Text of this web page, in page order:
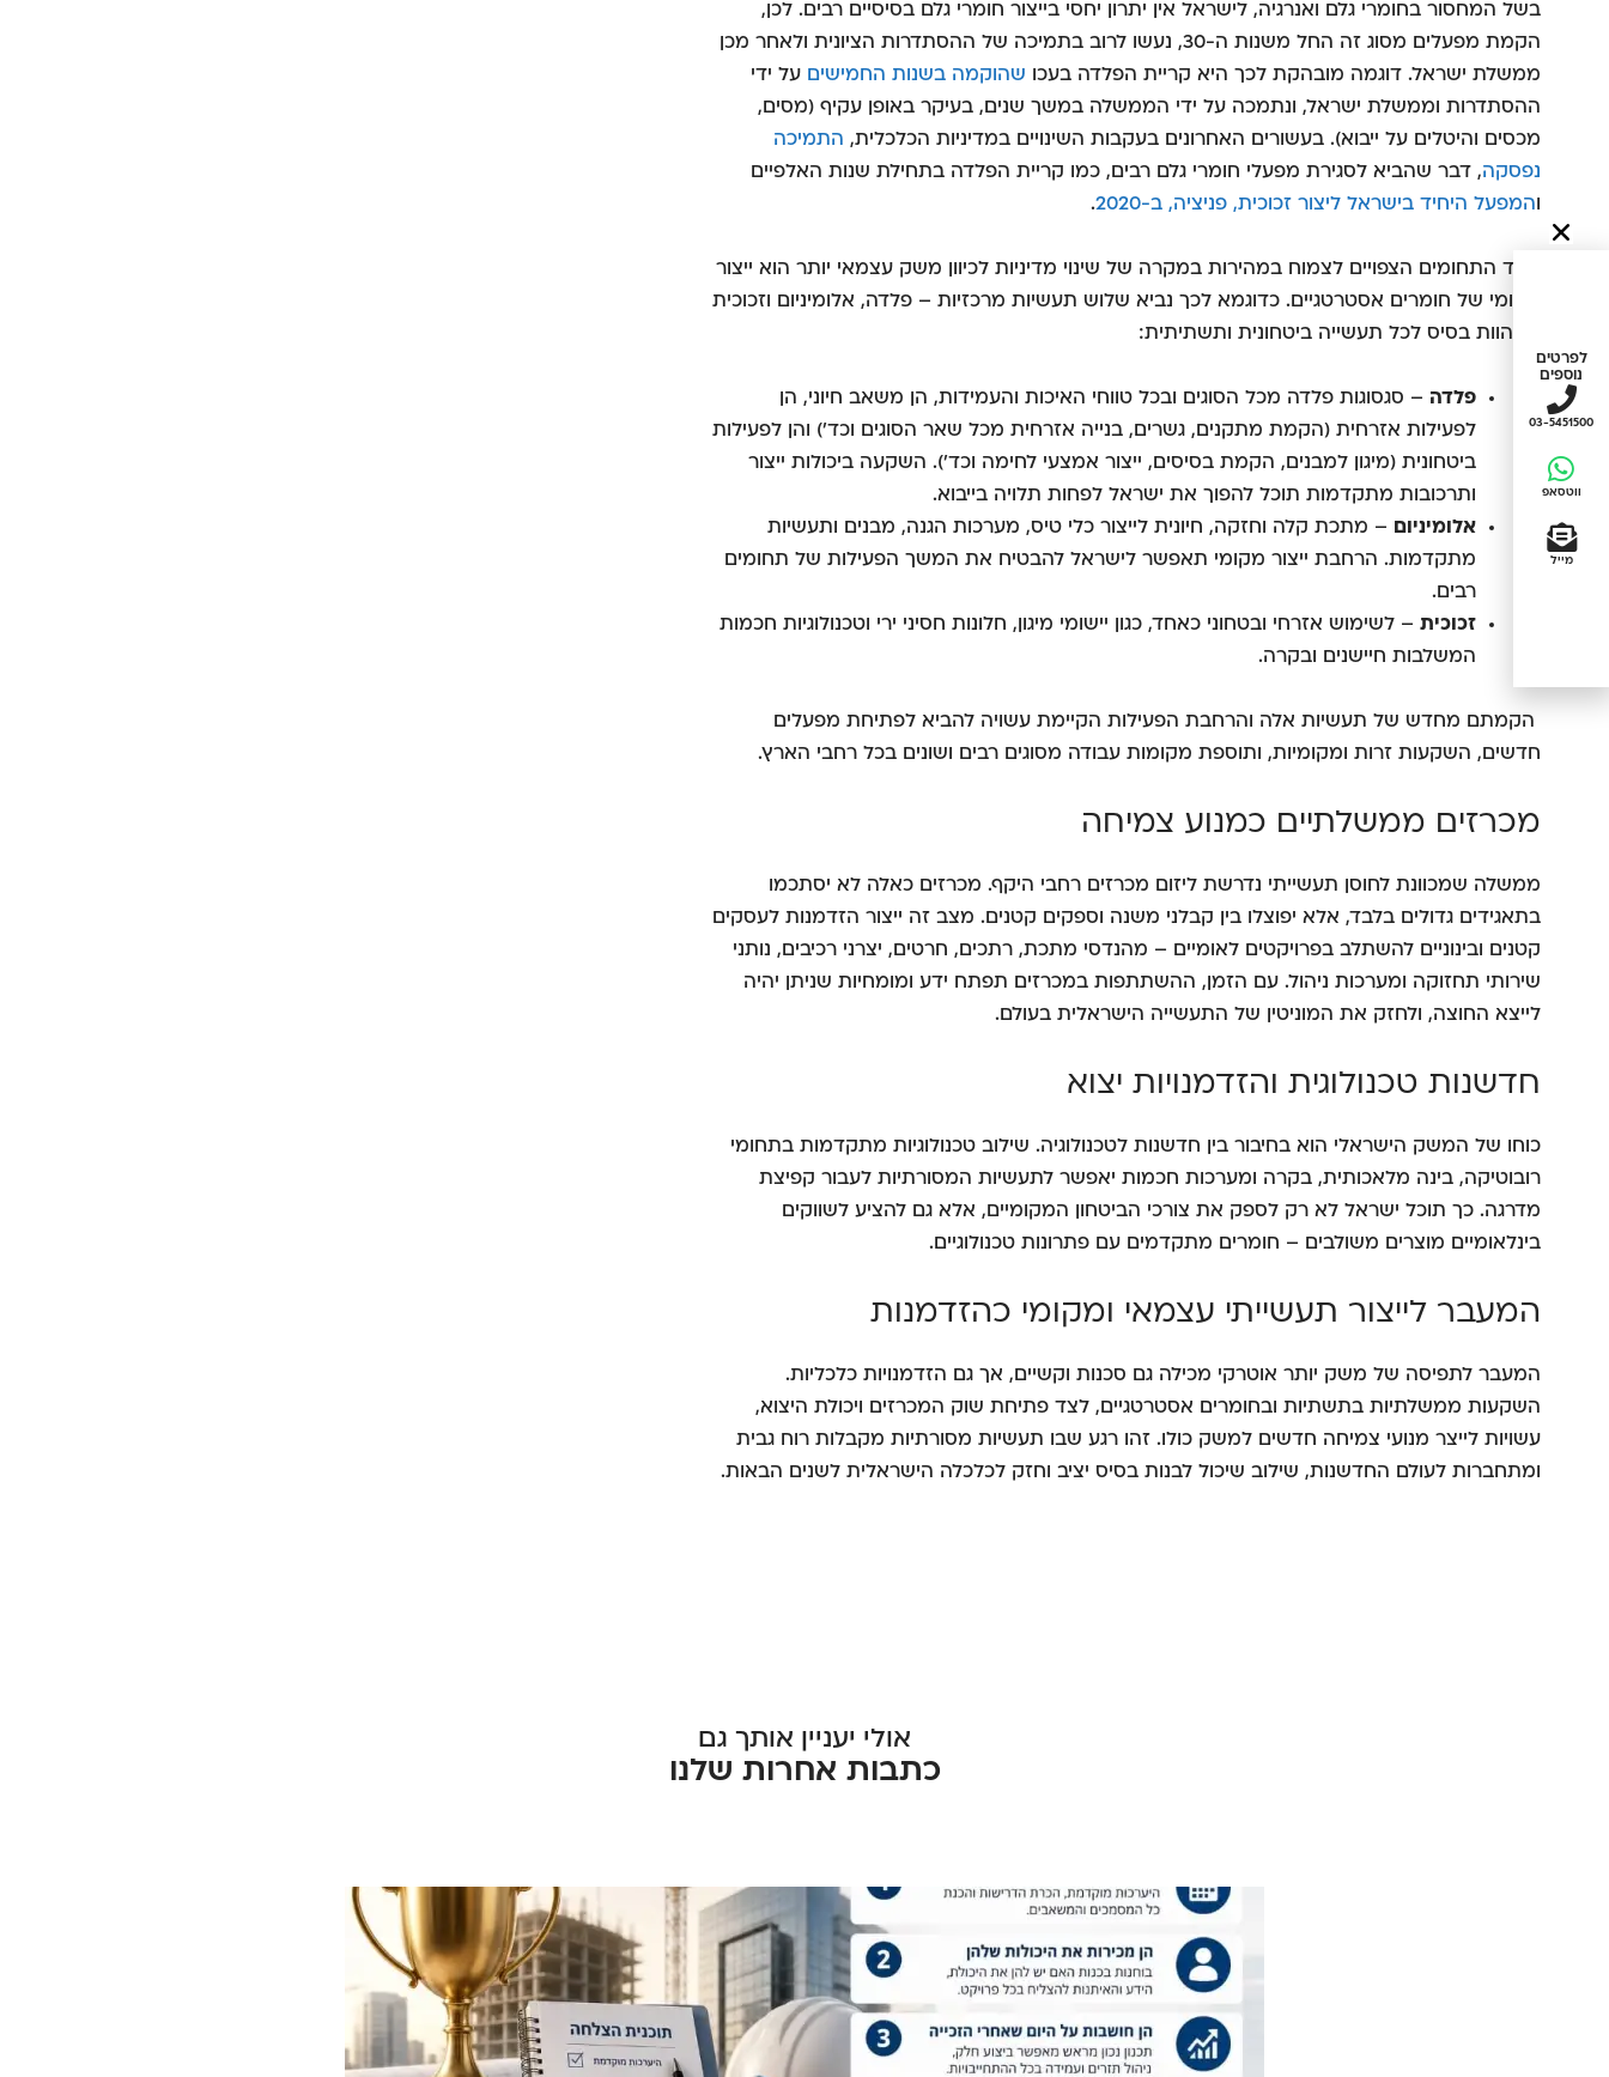
בשל המחסור בחומרי גלם ואנרגיה, לישראל אין יתרון יחסי בייצור חומרי גלם בסיסיים רבים. לכן,
הקמת מפעלים מסוג זה החל משנות ה-30, נעשו לרוב בתמיכה של ההסתדרות הציונית ולאחר מכן
ממשלת ישראל. דוגמה מובהקת לכך היא קריית הפלדה בעכו שהוקמה בשנות החמישים על ידי
ההסתדרות וממשלת ישראל, ונתמכה על ידי הממשלה במשך שנים, בעיקר באופן עקיף (מסים,
מכסים והיטלים על ייבוא). בעשורים האחרונים בעקבות השינויים במדיניות הכלכלית, התמיכה
נפסקה, דבר שהביא לסגירת מפעלי חומרי גלם רבים, כמו קריית הפלדה בתחילת שנות האלפיים
המפעל היחיד בישראל ליצור זכוכית, פניציה, ב-2020 .
אחד התחומים הצפויים לצמוח במהירות במקרה של שינוי מדיניות לכיוון משק עצמאי יותר הוא ייצור
מקומי של חומרים אסטרטגיים. כדוגמא לכך נביא שלוש תעשיות מרכזיות – פלדה, אלומיניום וזכוכית
המהוות בסיס לכל תעשייה ביטחונית ותשתיתית:
פלדה – סגסוגות פלדה מכל הסוגים ובכל טווחי האיכות והעמידות, הן משאב חיוני, הן
לפעילות אזרחית (הקמת מתקנים, גשרים, בנייה אזרחית מכל שאר הסוגים וכד') והן לפעילות
ביטחונית (מיגון למבנים, הקמת בסיסים, ייצור אמצעי לחימה וכד'). השקעה ביכולות ייצור
ותרכובות מתקדמות תוכל להפוך את ישראל לפחות תלויה בייבוא.
אלומיניום – מתכת קלה וחזקה, חיונית לייצור כלי טיס, מערכות הגנה, מבנים ותעשיות
מתקדמות. הרחבת ייצור מקומי תאפשר לישראל להבטיח את המשך הפעילות של תחומים
רבים.
זכוכית – לשימוש אזרחי ובטחוני כאחד, כגון יישומי מיגון, חלונות חסיני ירי וטכנולוגיות חכמות
המשלבות חיישנים ובקרה.
הקמתם מחדש של תעשיות אלה והרחבת הפעילות הקיימת עשויה להביא לפתיחת מפעלים
חדשים, השקעות זרות ומקומיות, ותוספת מקומות עבודה מסוגים רבים ושונים בכל רחבי הארץ.
מכרזים ממשלתיים כמנוע צמיחה
ממשלה שמכוונת לחוסן תעשייתי נדרשת ליזום מכרזים רחבי היקף. מכרזים כאלה לא יסתכמו
בתאגידים גדולים בלבד, אלא יפוצלו בין קבלני משנה וספקים קטנים. מצב זה ייצור הזדמנות לעסקים
קטנים ובינוניים להשתלב בפרויקטים לאומיים – מהנדסי מתכת, רתכים, חרטים, יצרני רכיבים, נותני
שירותי תחזוקה ומערכות ניהול. עם הזמן, ההשתתפות במכרזים תפתח ידע ומומחיות שניתן יהיה
לייצא החוצה, ולחזק את המוניטין של התעשייה הישראלית בעולם.
חדשנות טכנולוגית והזדמנויות יצוא
כוחו של המשק הישראלי הוא בחיבור בין חדשנות לטכנולוגיה. שילוב טכנולוגיות מתקדמות בתחומי
רובוטיקה, בינה מלאכותית, בקרה ומערכות חכמות יאפשר לתעשיות המסורתיות לעבור קפיצת
מדרגה. כך תוכל ישראל לא רק לספק את צורכי הביטחון המקומיים, אלא גם להציע לשווקים
בינלאומיים מוצרים משולבים – חומרים מתקדמים עם פתרונות טכנולוגיים.
המעבר לייצור תעשייתי עצמאי ומקומי כהזדמנות
המעבר לתפיסה של משק יותר אוטרקי מכילה גם סכנות וקשיים, אך גם הזדמנויות כלכליות.
השקעות ממשלתיות בתשתיות ובחומרים אסטרטגיים, לצד פתיחת שוק המכרזים ויכולת היצוא,
עשויות לייצר מנועי צמיחה חדשים למשק כולו. זהו רגע שבו תעשיות מסורתיות מקבלות רוח גבית
ומתחברות לעולם החדשנות, שילוב שיכול לבנות בסיס יציב וחזק לכלכלה הישראלית לשנים הבאות.
אולי יעניין אותך גם
כתבות אחרות שלנו
לפרטים
נוספים
03-5451500
ווטסאפ
מייל